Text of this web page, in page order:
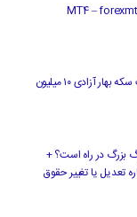
قیمت جدید طلا و سکه ۱۲ مهرماه ۱۴۰۴/ قیمت سکه بهار آزادی ۱۰ میلیون
بزرگ در راه است؟ +
تعدیل یا تغییر حقوق